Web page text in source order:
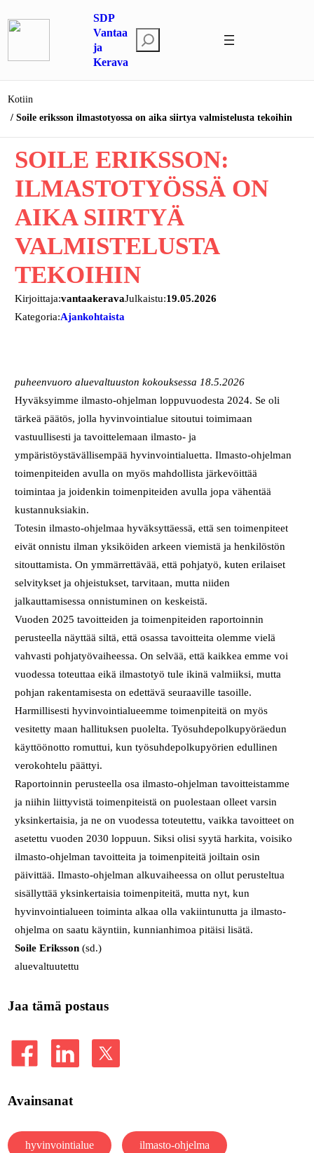
sisältöön
SDP
Vantaa
ja
Kerava
t
Kotiin
Soile eriksson ilmastotyossa on aika siirtya valmistelusta tekoihin
SOILE ERIKSSON:
ILMASTOTYÖSSÄ ON
AIKA SIIRTYÄ
VALMISTELUSTA
TEKOIHIN
Kirjoittaja:vantaakeravaJulkaistu:19.05.2026
Kategoria:Ajankohtaista
puheenvuoro aluevaltuuston kokouksessa 18.5.2026
Hyväksyimme ilmasto-ohjelman loppuvuodesta 2024. Se oli
tärkeä päätös, jolla hyvinvointialue sitoutui toimimaan
vastuullisesti ja tavoittelemaan ilmasto- ja
ympäristöystävällisempää hyvinvointialuetta. Ilmasto-ohjelman
toimenpiteiden avulla on myös mahdollista järkevöittää
toimintaa ja joidenkin toimenpiteiden avulla jopa vähentää
kustannuksiakin.
Totesin ilmasto-ohjelmaa hyväksyttäessä, että sen toimenpiteet
eivät onnistu ilman yksiköiden arkeen viemistä ja henkilöstön
sitouttamista. On ymmärrettävää, että pohjatyö, kuten erilaiset
selvitykset ja ohjeistukset, tarvitaan, mutta niiden
jalkauttamisessa onnistuminen on keskeistä.
Vuoden 2025 tavoitteiden ja toimenpiteiden raportoinnin
perusteella näyttää siltä, että osassa tavoitteita olemme vielä
vahvasti pohjatyövaiheessa. On selvää, että kaikkea emme voi
vuodessa toteuttaa eikä ilmastotyö tule ikinä valmiiksi, mutta
pohjan rakentamisesta on edettävä seuraaville tasoille.
Harmillisesti hyvinvointialueemme toimenpiteitä on myös
vesitetty maan hallituksen puolelta. Työsuhdepolkupyöräedun
käyttöönotto romuttui, kun työsuhdepolkupyörien edullinen
verokohtelu päättyi.
Raportoinnin perusteella osa ilmasto-ohjelman tavoitteistamme
ja niihin liittyvistä toimenpiteistä on puolestaan olleet varsin
yksinkertaisia, ja ne on vuodessa toteutettu, vaikka tavoitteet on
asetettu vuoden 2030 loppuun. Siksi olisi syytä harkita, voisiko
ilmasto-ohjelman tavoitteita ja toimenpiteitä joiltain osin
päivittää. Ilmasto-ohjelman alkuvaiheessa on ollut perusteltua
sisällyttää yksinkertaisia toimenpiteitä, mutta nyt, kun
hyvinvointialueen toiminta alkaa olla vakiintunutta ja ilmasto-
ohjelma on saatu käyntiin, kunnianhimoa pitäisi lisätä.
Soile Eriksson (sd.)
aluevaltuutettu
Jaa tämä postaus
Avainsanat
hyvinvointialue ilmasto-ohjelma